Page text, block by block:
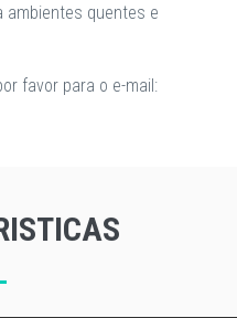
ambientes quentes e
favor para o e-mail: